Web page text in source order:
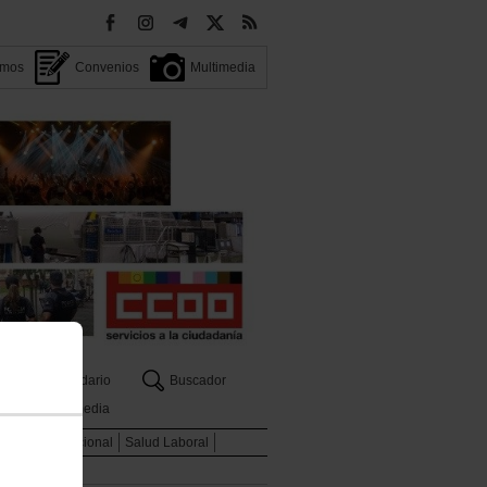
Convenios Multimedia
Calendario
Buscador
Multimedia
Internacional Salud Laboral